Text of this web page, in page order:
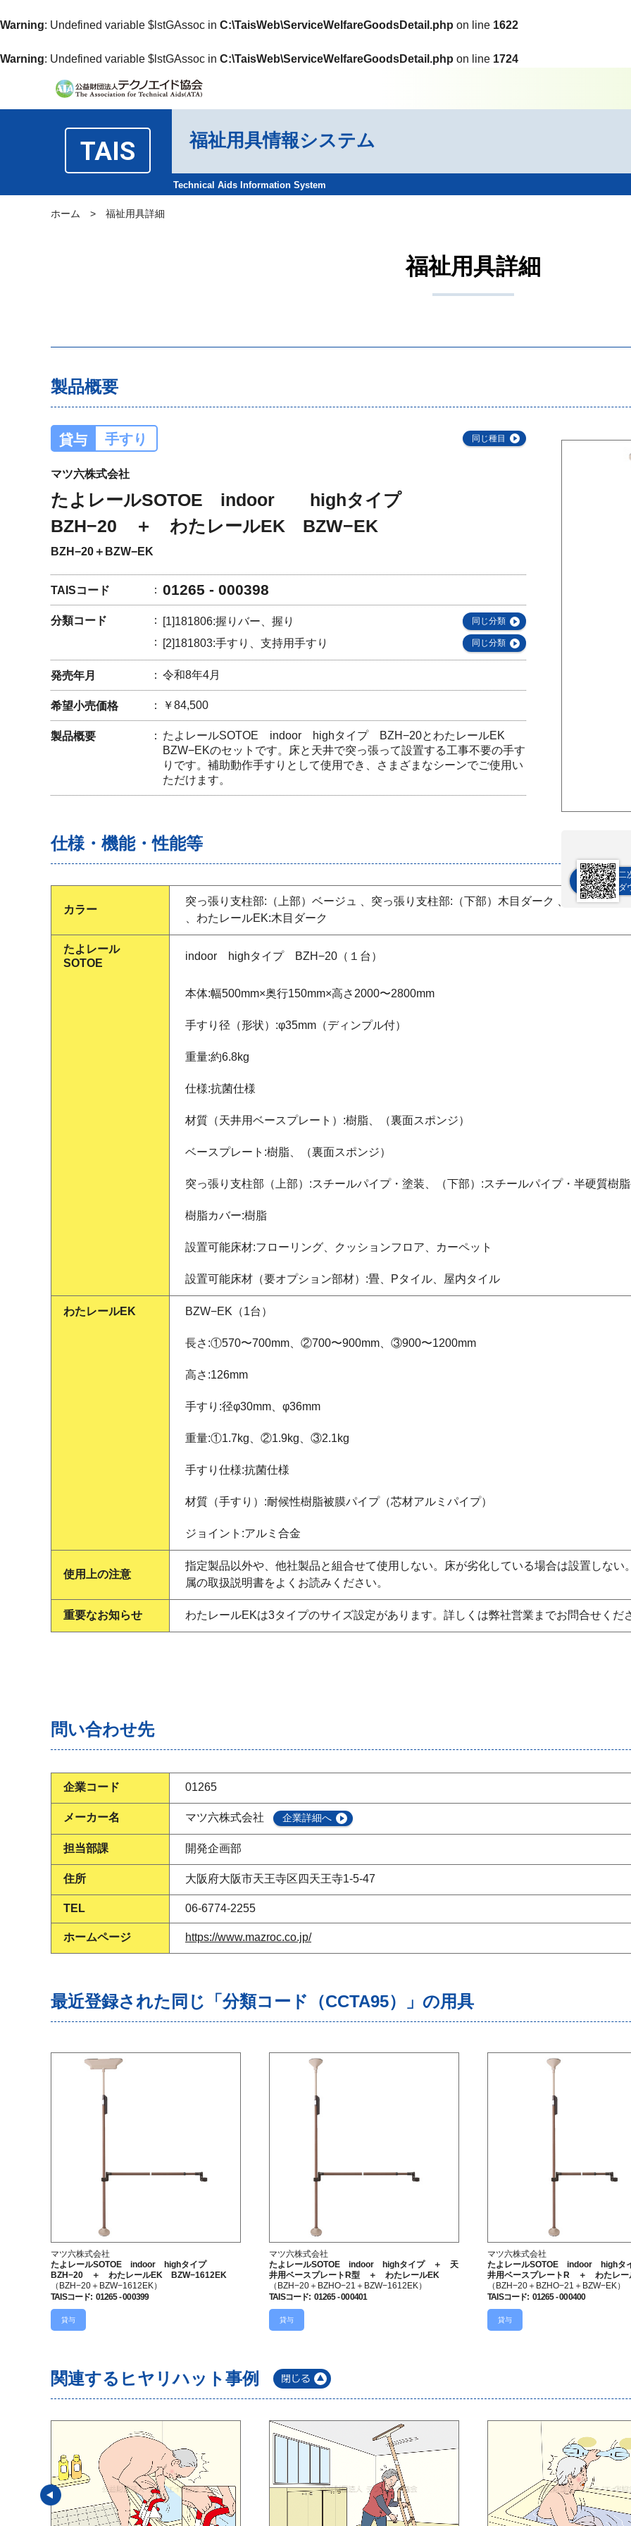
Warning: Undefined variable $lstGAssoc in C:\TaisWeb\ServiceWelfareGoodsDetail.php on line 1622
Warning: Undefined variable $lstGAssoc in C:\TaisWeb\ServiceWelfareGoodsDetail.php on line 1724
TAIS 福祉用具情報システム
Technical Aids Information System
ホーム > 福祉用具詳細
福祉用具詳細
製品概要
貸与 手すり 同じ種目
マツ六株式会社
たよレールSOTOE indoor highタイプ
BZH−20 ＋ わたレールEK BZW−EK
BZH−20＋BZW−EK
TAISコード 01265 - 000398
分類コード [1]181806:握りバー、握り 同じ分類
[2]181803:手すり、支持用手すり 同じ分類
発売年月 令和8年4月
希望小売価格 ￥84,500
製品概要
たよレールSOTOE indoor highタイプ BZH−20とわたレールEK
BZW−EKのセットです。床と天井で突っ張って設置する工事不要の手す
りです。補助動作手すりとして使用でき、さまざまなシーンでご使用い
ただけます。
二
ダ
仕様・機能・性能等
カラー
突っ張り支柱部:（上部）ベージュ 、突っ張り支柱部:（下部）木目ダーク 、天井用ベ
、わたレールEK:木目ダーク
たよレール
SOTOE
indoor highタイプ BZH−20（１台）
本体:幅500mm×奥行150mm×高さ2000〜2800mm
手すり径（形状）:φ35mm（ディンプル付）
重量:約6.8kg
仕様:抗菌仕様
材質（天井用ベースプレート）:樹脂、（裏面スポンジ）
ベースプレート:樹脂、（裏面スポンジ）
突っ張り支柱部（上部）:スチールパイプ・塗装、（下部）:スチールパイプ・半硬質樹
樹脂カバー:樹脂
設置可能床材:フローリング、クッションフロア、カーペット
設置可能床材（要オプション部材）:畳、Pタイル、屋内タイル
わたレールEK BZW−EK（1台）
長さ:①570〜700mm、②700〜900mm、③900〜1200mm
高さ:126mm
手すり:径φ30mm、φ36mm
重量:①1.7kg、②1.9kg、③2.1kg
手すり仕様:抗菌仕様
材質（手すり）:耐候性樹脂被膜パイプ（芯材アルミパイプ）
ジョイント:アルミ合金
使用上の注意
指定製品以外や、他社製品と組合せて使用しない。床が劣化している場合は設置しな
属の取扱説明書をよくお読みください。
重要なお知らせ わたレールEKは3タイプのサイズ設定があります。詳しくは弊社営業までお問合せくだ
問い合わせ先
企業コード 01265
メーカー名 マツ六株式会社 企業詳細へ
担当部課 開発企画部
住所 大阪府大阪市天王寺区四天王寺1-5-47
TEL 06-6774-2255
ホームページ https://www.mazroc.co.jp/
最近登録された同じ「分類コード（CCTA95）」の用具
マツ六株式会社
たよレールSOTOE indoor highタイプ
BZH−20 ＋ わたレールEK BZW−1612EK
（BZH−20＋BZW−1612EK）
TAISコード: 01265 - 000399
貸与
マツ六株式会社
たよレールSOTOE indoor highタイプ ＋ 天
井用ベースプレートR型 ＋ わたレールEK
（BZH−20＋BZHO−21＋BZW−1612EK）
TAISコード: 01265 - 000401
貸与
マツ六株式会社
たよレールSOTOE indoor high
井用ベースプレートR ＋ わたレー
（BZH−20＋BZHO−21＋BZW−EK）
TAISコード: 01265 - 000400
貸与
関連するヒヤリハット事例